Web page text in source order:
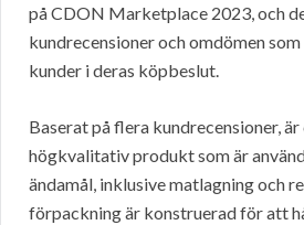
på CDON Marketplace 2023, och
kundrecensioner och omdömen
kunder i deras köpbeslut.
Baserat på flera kundrecensioner,
högkvalitativ produkt som är
ändamål, inklusive matlagning och
förpackning är konstruerad för att